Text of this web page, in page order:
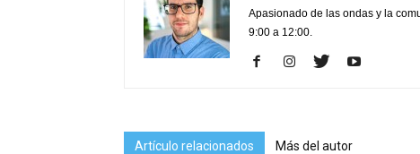
Apasionado de las ondas y la
9:00 a 12:00.
Artículo relacionados Más del autor